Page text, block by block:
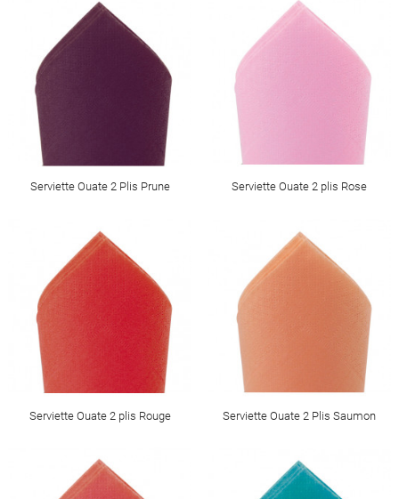
Serviette Ouate 2 Plis Prune Serviette Ouate 2 plis Rose
Serviette Ouate 2 plis Rouge Serviette Ouate 2 Plis Saumon